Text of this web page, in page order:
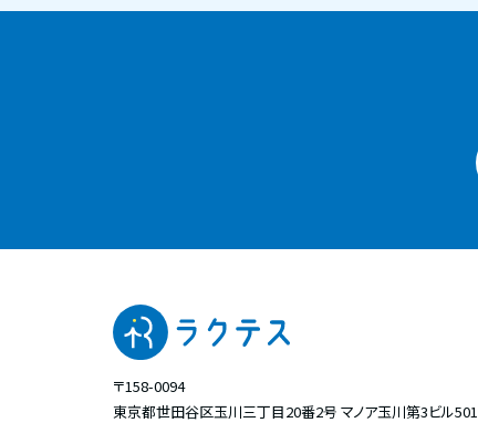
〒158-0094
東京都世田谷区玉川三丁目20番2号 マノア玉川第3ビル501